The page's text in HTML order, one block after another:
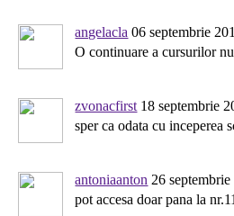
angelacla 06 septembrie
O continuare a cursurilor
zvonacfirst 18 septembrie
sper ca odata cu inceperea
antoniaanton 26
pot accesa doar pana la